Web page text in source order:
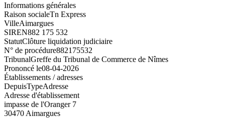
Informations générales
Raison socialeTn Express
VilleAimargues
SIREN882 175 532
StatutClôture liquidation judiciaire
N° de procédure882175532
TribunalGreffe du Tribunal de Commerce de Nîmes
Prononcé le08-04-2026
Établissements / adresses
DepuisTypeAdresse
Adresse d'établissement
impasse de l'Oranger 7
30470 Aimargues